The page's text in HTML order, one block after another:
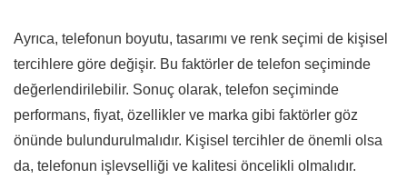
Ayrıca, telefonun boyutu, tasarımı ve renk seçimi de kişisel
tercihlere göre değişir. Bu faktörler de telefon seçiminde
değerlendirilebilir. Sonuç olarak, telefon seçiminde
performans, fiyat, özellikler ve marka gibi faktörler göz
önünde bulundurulmalıdır. Kişisel tercihler de önemli olsa
da, telefonun işlevselliği ve kalitesi öncelikli olmalıdır.